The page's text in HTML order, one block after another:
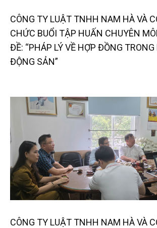
CÔNG TY LUẬT TNHH NAM HÀ VÀ
CHỨC BUỔI TẬP HUẤN CHUYÊN
ĐỀ: “PHÁP LÝ VỀ HỢP ĐỒNG
ĐỘNG SẢN”
CÔNG TY LUẬT TNHH NAM HÀ VÀ